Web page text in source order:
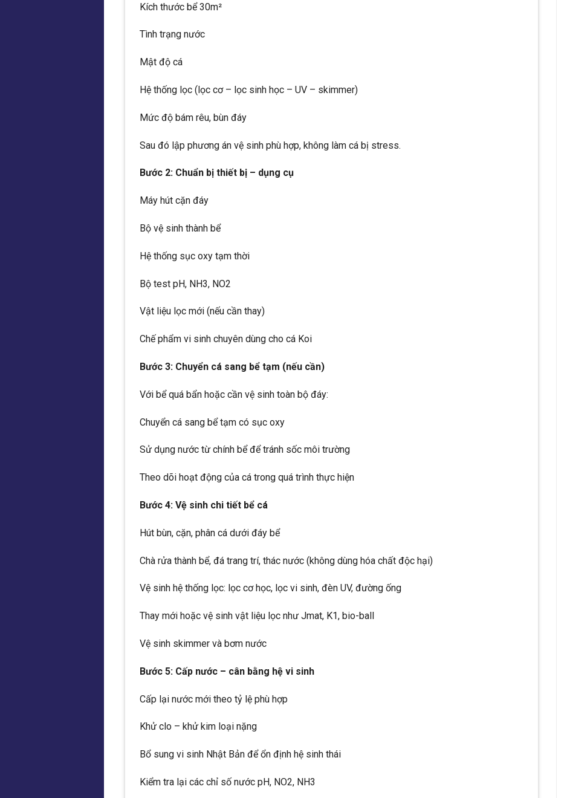
Kích thước bể 30m²
Tình trạng nước
Mật độ cá
Hệ thống lọc (lọc cơ – lọc sinh học – UV – skimmer)
Mức độ bám rêu, bùn đáy
Sau đó lập phương án vệ sinh phù hợp, không làm cá bị stress.
Bước 2: Chuẩn bị thiết bị – dụng cụ
Máy hút cặn đáy
Bộ vệ sinh thành bể
Hệ thống sục oxy tạm thời
Bộ test pH, NH3, NO2
Vật liệu lọc mới (nếu cần thay)
Chế phẩm vi sinh chuyên dùng cho cá Koi
Bước 3: Chuyển cá sang bể tạm (nếu cần)
Với bể quá bẩn hoặc cần vệ sinh toàn bộ đáy:
Chuyển cá sang bể tạm có sục oxy
Sử dụng nước từ chính bể để tránh sốc môi trường
Theo dõi hoạt động của cá trong quá trình thực hiện
Bước 4: Vệ sinh chi tiết bể cá
Hút bùn, cặn, phân cá dưới đáy bể
Chà rửa thành bể, đá trang trí, thác nước (không dùng hóa chất độc hại)
Vệ sinh hệ thống lọc: lọc cơ học, lọc vi sinh, đèn UV, đường ống
Thay mới hoặc vệ sinh vật liệu lọc như Jmat, K1, bio-ball
Vệ sinh skimmer và bơm nước
Bước 5: Cấp nước – cân bằng hệ vi sinh
Cấp lại nước mới theo tỷ lệ phù hợp
Khử clo – khử kim loại nặng
Bổ sung vi sinh Nhật Bản để ổn định hệ sinh thái
Kiểm tra lại các chỉ số nước pH, NO2, NH3